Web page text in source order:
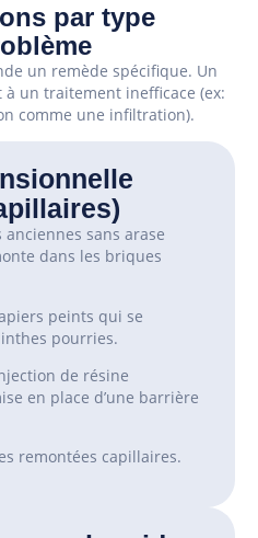
par type
un remède spécifique. Un
un traitement inefficace (ex:
comme une infiltration).
anciennes sans arase
dans les briques
peints qui se
pourries.
de résine
en place d’une barrière
remontées capillaires.